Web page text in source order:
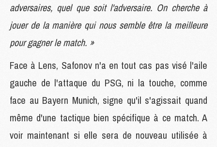
adversaires, quel que soit l'adversaire. On cherche à
jouer de la manière qui nous semble être la meilleure
pour gagner le match. »
Face à Lens, Safonov n'a en tout cas pas visé l'aile
gauche de l'attaque du PSG, ni la touche, comme
face au Bayern Munich, signe qu'il s'agissait quand
même d'une tactique bien spécifique à ce match. A
voir maintenant si elle sera de nouveau utilisée à